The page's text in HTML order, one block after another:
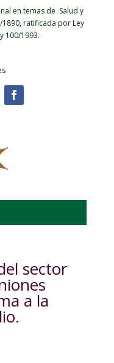
en temas de Salud y
ratificada por Ley
100/1993.
sector
a la